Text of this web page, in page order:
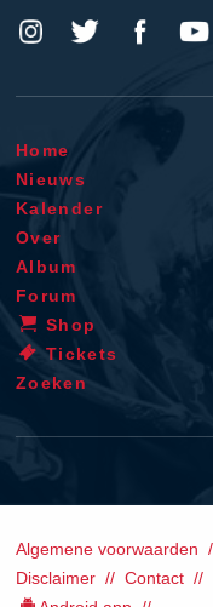
Home
Nieuws
Kalender
Over
Album
Forum
Shop
Tickets
Zoeken
Algemene voorwaarden
Disclaimer
Contact